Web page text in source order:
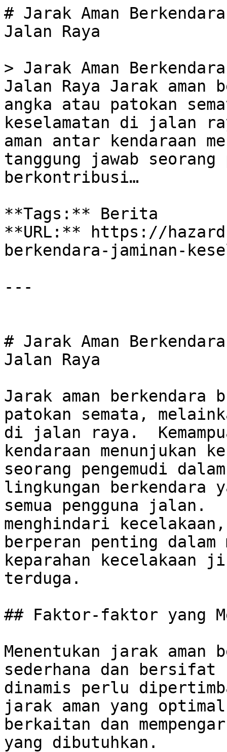
# Jarak Aman
Jalan Raya
> Jarak Aman
Jalan Raya Jarak aman
angka atau patokan
keselamatan di jalan
aman antar kendaraan
tanggung jawab seorang
berkontribusi…
**Tags:** Berita
**URL:** https://
berkendara-jaminan-
---
# Jarak Aman
Jalan Raya
Jarak aman berkendara
patokan semata,
di jalan raya.
kendaraan menunjukan
seorang pengemudi
lingkungan berkendara
semua pengguna jalan.
menghindari
berperan penting
keparahan
terduga.
## Faktor-faktor yang
Menentukan jarak aman
sederhana dan
dinamis perlu
jarak aman yang
berkaitan dan
yang dibutuhkan.